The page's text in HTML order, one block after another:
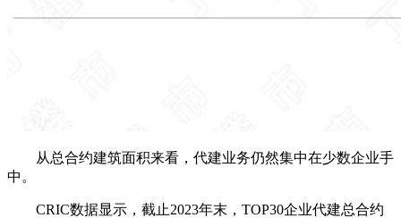
从总合约建筑面积来看，代建业务仍然集中在少数企业手
中。
CRIC数据显示，截止2023年末，TOP30企业代建总合约